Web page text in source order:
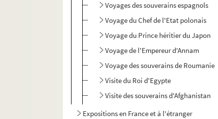
Voyages des souverains espagnols
Voyage du Chef de l'Etat polonais
Voyage du Prince héritier du Japon
Voyage de l'Empereur d'Annam
Voyage des souverains de Roumanie
Visite du Roi d'Egypte
Visite des souverains d'Afghanistan
Expositions en France et à l'étranger